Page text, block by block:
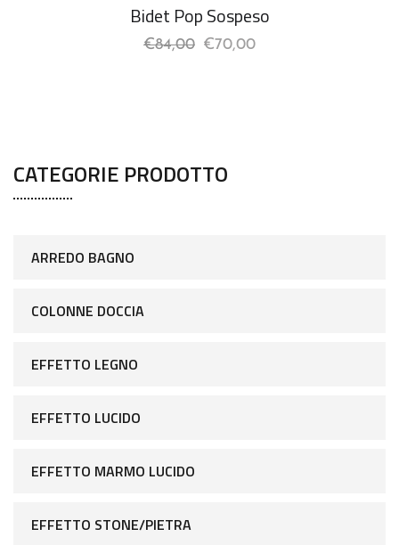
Bidet Pop Sospeso
€84,00 €70,00
CATEGORIE PRODOTTO
ARREDO BAGNO
COLONNE DOCCIA
EFFETTO LEGNO
EFFETTO LUCIDO
EFFETTO MARMO LUCIDO
EFFETTO STONE/PIETRA